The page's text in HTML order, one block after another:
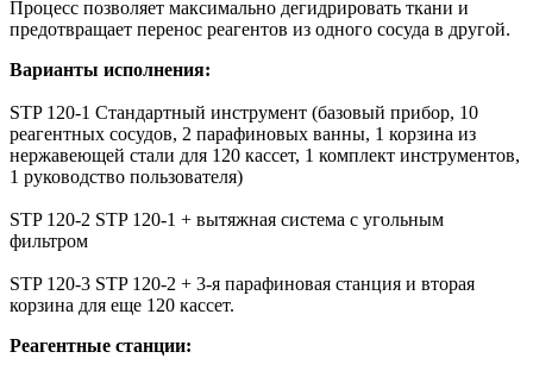
Процесс позволяет максимально дегидрировать ткани и
предотвращает перенос реагентов из одного сосуда в другой.
Варианты исполнения:
STP 120-1 Стандартный инструмент (базовый прибор, 10
реагентных сосудов, 2 парафиновых ванны, 1 корзина из
нержавеющей стали для 120 кассет, 1 комплект инструментов,
1 руководство пользователя)
STP 120-2 STP 120-1 + вытяжная система с угольным
фильтром
STP 120-3 STP 120-2 + 3-я парафиновая станция и вторая
корзина для еще 120 кассет.
Реагентные станции: